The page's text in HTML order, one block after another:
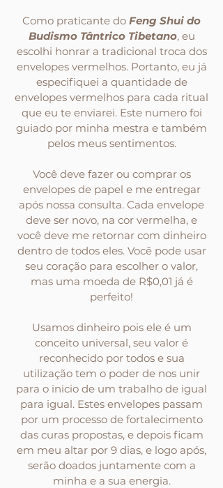
Como praticante do Feng Shui do
Budismo Tântrico Tibetano, eu
escolhi honrar a tradicional troca dos
envelopes vermelhos. Portanto, eu já
especifiquei a quantidade de
envelopes vermelhos para cada ritual
que eu te enviarei. Este numero foi
guiado por minha mestra e também
pelos meus sentimentos.
Você deve fazer ou comprar os
envelopes de papel e me entregar
após nossa consulta. Cada envelope
deve ser novo, na cor vermelha, e
você deve me retornar com dinheiro
dentro de todos eles. Você pode usar
seu coração para escolher o valor,
mas uma moeda de R$0,01 já é
perfeito!
Usamos dinheiro pois ele é um
conceito universal, seu valor é
reconhecido por todos e sua
utilização tem o poder de nos unir
para o inicio de um trabalho de igual
para igual. Estes envelopes passam
por um processo de fortalecimento
das curas propostas, e depois ficam
em meu altar por 9 dias, e logo após,
serão doados juntamente com a
minha e a sua energia.